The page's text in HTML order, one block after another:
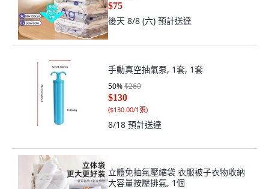
$75
後天 8/8 (六) 預計送達
手動真空抽氣泵, 1套, 1套
50%$260
$130
($130.00/1張)
8/18 預計送達
立體免抽氣壓縮袋 衣服被子衣物收納
大容量按壓排氣, 1個